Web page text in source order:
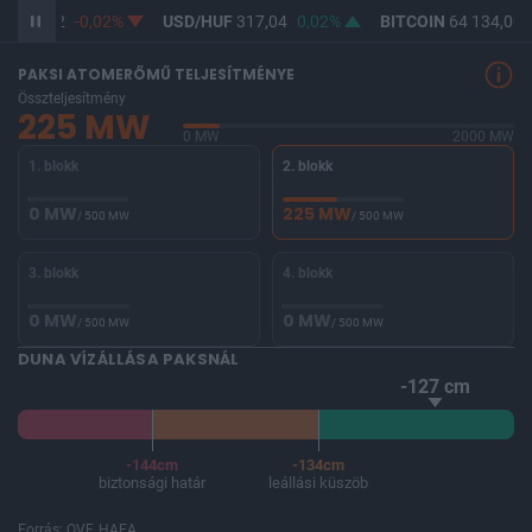
365,32 -0,02% USD/HUF317,04 0,02% BITCOIN64 134,00
PAKSI ATOMERŐMŰ TELJESÍTMÉNYE
Összteljesítmény
225 MW 0 MW
2000 MW
1. blokk
0 MW/ 500 MW
2. blokk
225 MW/ 500 MW
3. blokk
0 MW/ 500 MW
4. blokk
0 MW/ 500 MW
DUNA VÍZÁLLÁSA PAKSNÁL
-127 cm
-144cm
biztonsági határ
-134cm
leállási küszöb